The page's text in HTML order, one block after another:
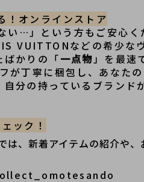
オンラインストア
い…」という方もご安心く
VUITTONなどの希少な
かりの「一点物」を最速
丁寧に梱包し、あなた
分の持っているブランド
ック！
は、新着アイテムの紹介や